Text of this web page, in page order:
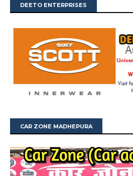
DEETO ENTERPRISES
CAR ZONE MADHEPURA